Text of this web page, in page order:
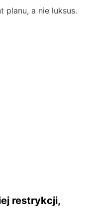
planu, a nie luksus.
restrykcji,